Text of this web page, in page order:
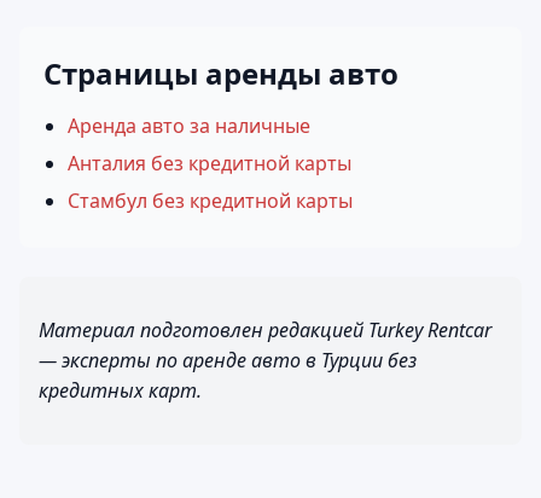
Страницы аренды авто
Аренда авто за наличные
Анталия без кредитной карты
Стамбул без кредитной карты
Материал подготовлен редакцией Turkey Rentcar
— эксперты по аренде авто в Турции без
кредитных карт.